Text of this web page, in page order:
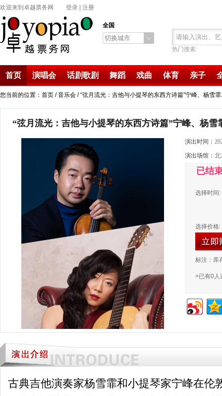
欢迎来到卓越票务网 登录 注册
全国
切换城市
热门搜索:
首页 演唱会 话剧歌剧 舞蹈 戏曲 体育 亲子
您当前的位置：首页 /音乐会 / “弦月流光：吉他与小提琴的东西方诗篇”宁峰、杨雪
“弦月流光：吉他与小提琴的东西方诗篇”宁峰、杨雪
演出时间：
演出场馆： 北
已结
选择时间:
选择价格:
标注：库
>已有0人
古典吉他演奏家杨雪霏和小提琴家宁峰在伦